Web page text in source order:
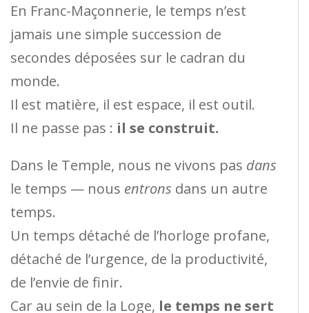
En Franc-Maçonnerie, le temps n’est
jamais une simple succession de
secondes déposées sur le cadran du
monde.
Il est matière, il est espace, il est outil.
Il ne passe pas : il se construit.
Dans le Temple, nous ne vivons pas dans
le temps — nous entrons dans un autre
temps.
Un temps détaché de l’horloge profane,
détaché de l’urgence, de la productivité,
de l’envie de finir.
Car au sein de la Loge, le temps ne sert